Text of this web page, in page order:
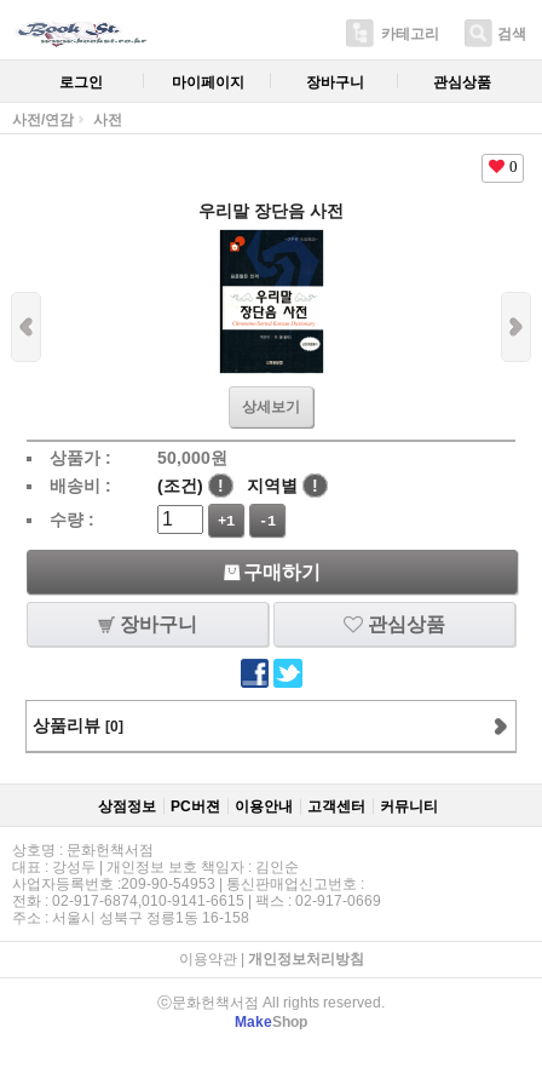
카테고리 검색
로그인 마이페이지 장바구니 관심상품
사전/연감 사전
0
우리말 장단음 사전
상세보기
상품가 : 50,000원
배송비 :
(조건) ! 지역별
!
수량 :
+1 -1
구매하기
장바구니 관심상품
상품리뷰 [0]
상점정보 PC버젼 이용안내 고객센터 커뮤니티
상호명 : 문화헌책서점
대표 : 강성두 | 개인정보 보호 책임자 : 김인순
사업자등록번호 :209-90-54953 | 통신판매업신고번호 :
전화 : 02-917-6874,010-9141-6615 | 팩스 : 02-917-0669
주소 : 서울시 성북구 정릉1동 16-158
이용약관| 개인정보처리방침
ⓒ문화헌책서점 All rights reserved.
MakeShop